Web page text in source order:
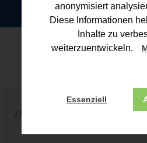
anonymisiert
Diese Informationen
Inhalte zu
weiterzuentwickeln.
Essenziell
21.04.2026 | Aktuelle Steuertermine